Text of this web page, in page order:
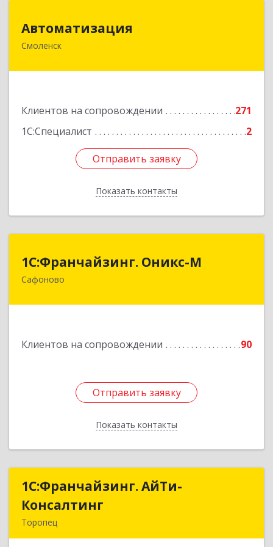
Автоматизация
Смоленск
Клиентов на сопровождении
271
1С:Специалист
2
Отправить заявку
Показать контакты
214019, Смоленская обл, Смоленск г, Марии
Отправить заявку
Назад
1С:Франчайзинг. Оникс-М
Сафоново
Клиентов на сопровождении 90
Отправить заявку
Показать контакты
1С:Франчайзинг. Оникс-М
215500, Смоленская обл, Сафоновский р-н,
Отправить заявку
Назад
1С:Франчайзинг. АйТи-
Консалтинг
Торопец
1С:Франчайзинг. АйТи-